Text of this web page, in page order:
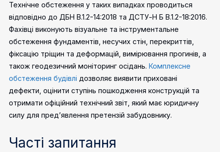
Технічне обстеження у таких випадках проводиться
відповідно до ДБН В.1.2-14:2018 та ДСТУ-Н Б В.1.2-18:2016.
Фахівці виконують візуальне та інструментальне
обстеження фундаментів, несучих стін, перекриттів,
фіксацію тріщин та деформацій, вимірювання прогинів, а
також геодезичний моніторинг осідань. Комплексне
обстеження будівлі дозволяє виявити приховані
дефекти, оцінити ступінь пошкодження конструкцій та
отримати офіційний технічний звіт, який має юридичну
силу для пред’явлення претензій забудовнику.
Часті запитання